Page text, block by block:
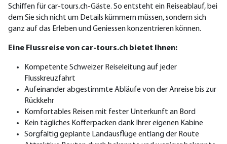
Schiffen für car-tours.ch-Gäste. So entsteht ein Reiseablauf, bei
dem Sie sich nicht um Details kümmern müssen, sondern sich
ganz auf das Erleben und Geniessen konzentrieren können.
Eine Flussreise von car-tours.ch bietet Ihnen:
Kompetente Schweizer Reiseleitung auf jeder
Flusskreuzfahrt
Aufeinander abgestimmte Abläufe von der Anreise bis zur
Rückkehr
Komfortables Reisen mit fester Unterkunft an Bord
Kein tägliches Kofferpacken dank Ihrer eigenen Kabine
Sorgfältig geplante Landausflüge entlang der Route